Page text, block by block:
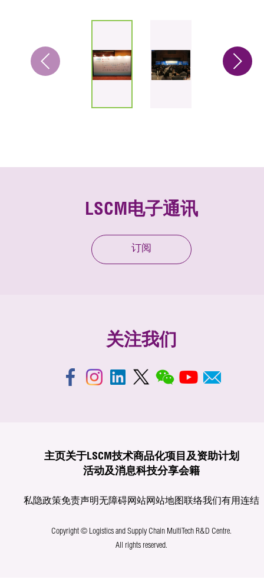
LSCM电子通讯
订阅
关注我们
主页关于LSCM技术商品化项目及资助计划
活动及消息科技分享会籍
私隐政策免责声明无障碍网站网站地图联络我们有用连结
Copyright © Logistics and Supply Chain MultiTech R&D Centre.
All rights reserved.